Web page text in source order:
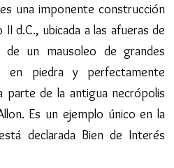
es una imponente construcción
d.C., ubicada a las afueras de
un mausoleo de grandes
en piedra y perfectamente
parte de la antigua necrópolis
Es un ejemplo único en la
declarada Bien de Interés